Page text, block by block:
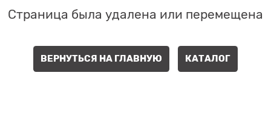
Страница была удалена или перемещена
ВЕРНУТЬСЯ НА ГЛАВНУЮ КАТАЛОГ